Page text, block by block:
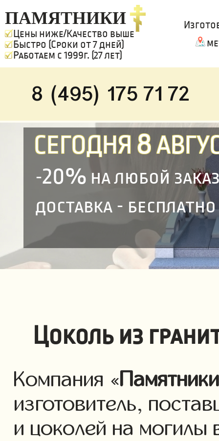
ПАМЯТНИКИ
Цены ниже/Качество выше
Быстро (Сроки от 7 дней)
Работаем с 1999г. (27 лет)
8 (495) 175 71 72
СЕГОДНЯ 8
-20% на любой
доставка - бесплатно
Цоколь из
Компания «Памятники
изготовитель,
и цоколей на